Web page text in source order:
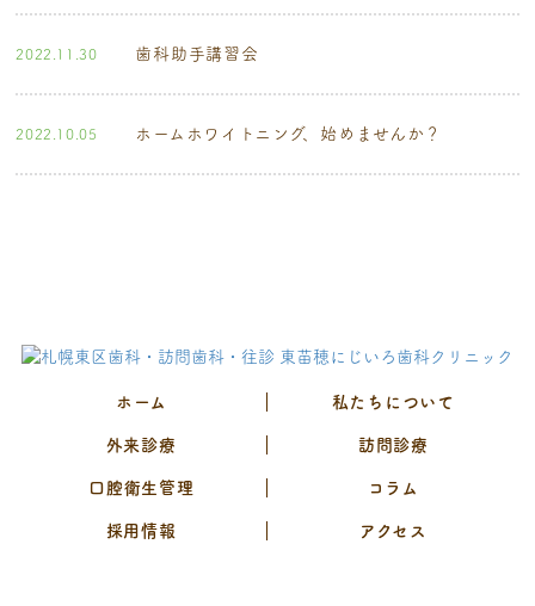
2022.11.30 歯科助手講習会
2022.10.05 ホームホワイトニング、始めませんか？
ホーム 私たちについて
外来診療 訪問診療
口腔衛生管理 コラム
採用情報 アクセス